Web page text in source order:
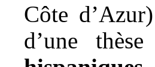
Côte
d’une